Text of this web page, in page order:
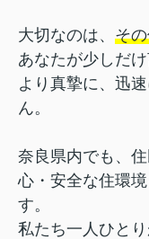
大切なのは、 そ
あなたが少しだ
より真摯に、迅
ん。
奈良県内でも、
心・安全な住環
す。
私たち一人ひと